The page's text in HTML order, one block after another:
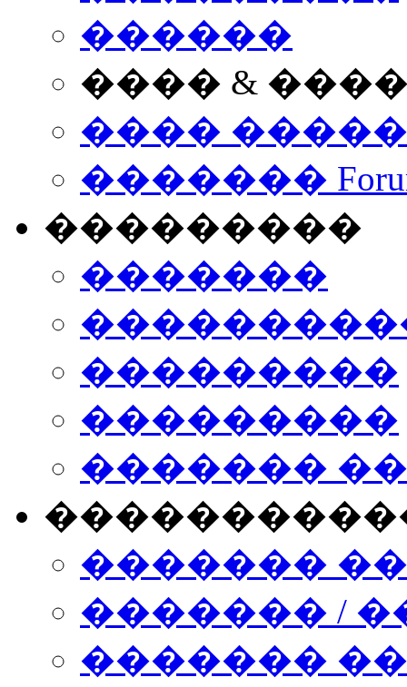
������
���� &
����
�������
���������
�������
���������
���������
�������
�������
������� /
�������